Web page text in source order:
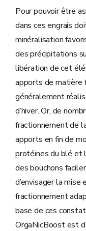
Pour pouvoir être
dans ces engrais
minéralisation
des précipitations
libération de cet
apports de matière
généralement
d’hiver. Or, de
fractionnement de
apports en fin de
protéines du blé et
des bouchons
d’envisager la mise
fractionnement
base de ces
OrgaNicBoost est